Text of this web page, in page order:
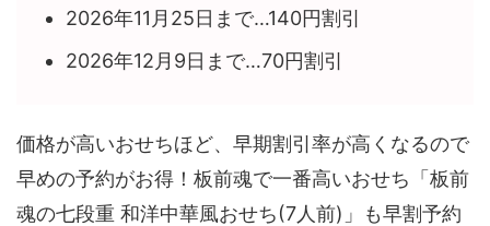
2026年11月25日まで…140円割引
2026年12月9日まで…70円割引
価格が高いおせちほど、早期割引率が高くなるので
早めの予約がお得！板前魂で一番高いおせち「板前
魂の七段重 和洋中華風おせち(7人前)」も早割予約